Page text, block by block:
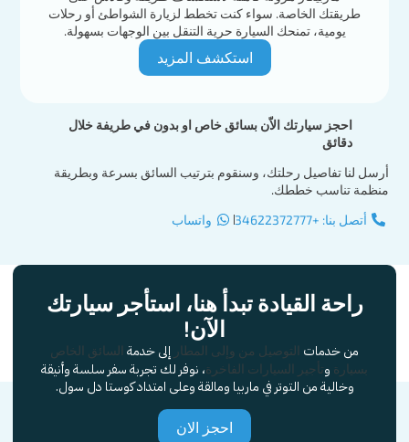
طريقتك الخاصة. سواء كنت تخطط لزيارة الشواطئ أو رحلات
يومية، تمنحك السيارة حرية التنقل بين الوجهات بسهولة.
استكشف المزيد
احجز سيارتك الاّن بسائق خاص او بدون في طريفة خلال
دقائق
أرسل لنا تفاصيل رحلتك، وسنقوم بترتيب السائق بسرعة وبطريقة
منظمة تناسب خططك.
أتصل بنا: +34622372777
واتساب
راحة القيادة تبدأ هنا، استأجر سيارتك
الآن!
من خدمات التوصيل من وإلى المطار إلى خدمة السائق الخاص
بسيارة وتأجير السيارات الفاخرة، نوفر لك تجربة سفر سلسة وأنيقة
وخالية من التوتر في ماربيا ومالقة وعلى امتداد كوستا دل سول.
احجز الان